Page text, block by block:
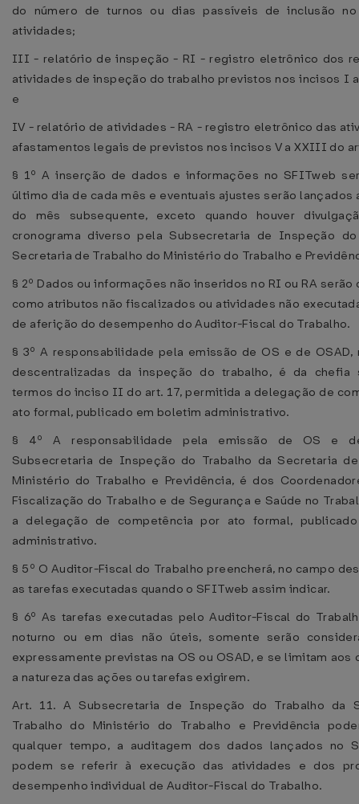
do número de turnos ou dias passíveis de inclusão
atividades;
III - relatório de inspeção - RI - registro eletrônico dos
atividades de inspeção do trabalho previstos nos incisos I
e
IV - relatório de atividades - RA - registro eletrônico das
afastamentos legais de previstos nos incisos V a XXIII do
§ 1º A inserção de dados e informações no SFITweb
último dia de cada mês e eventuais ajustes serão lançados
do mês subsequente, exceto quando houver
cronograma diverso pela Subsecretaria de Inspeção
Secretaria de Trabalho do Ministério do Trabalho e
§ 2º Dados ou informações não inseridos no RI ou RA
como atributos não fiscalizados ou atividades não
de aferição do desempenho do Auditor-Fiscal do Trabalho.
§ 3º A responsabilidade pela emissão de OS e de OSAD,
descentralizadas da inspeção do trabalho, é da chefia
termos do inciso II do art. 17, permitida a delegação de
ato formal, publicado em boletim administrativo.
§ 4º A responsabilidade pela emissão de OS e
Subsecretaria de Inspeção do Trabalho da Secretaria
Ministério do Trabalho e Previdência, é dos
Fiscalização do Trabalho e de Segurança e Saúde no
a delegação de competência por ato formal,
administrativo.
§ 5º O Auditor-Fiscal do Trabalho preencherá, no campo
as tarefas executadas quando o SFITweb assim indicar.
§ 6º As tarefas executadas pelo Auditor-Fiscal do
noturno ou em dias não úteis, somente serão
expressamente previstas na OS ou OSAD, e se limitam aos
a natureza das ações ou tarefas exigirem.
Art. 11. A Subsecretaria de Inspeção do Trabalho da
Trabalho do Ministério do Trabalho e Previdência
qualquer tempo, a auditagem dos dados lançados no
podem se referir à execução das atividades e dos
desempenho individual de Auditor-Fiscal do Trabalho.